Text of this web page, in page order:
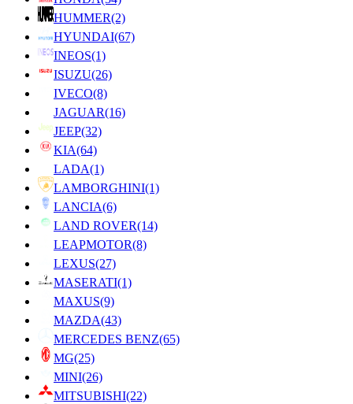
HUMMER(2)
HYUNDAI(67)
INEOS(1)
ISUZU(26)
IVECO(8)
JAGUAR(16)
JEEP(32)
KIA(64)
LADA(1)
LAMBORGHINI(1)
LANCIA(6)
LAND ROVER(14)
LEAPMOTOR(8)
LEXUS(27)
MASERATI(1)
MAXUS(9)
MAZDA(43)
MERCEDES BENZ(65)
MG(25)
MINI(26)
MITSUBISHI(22)